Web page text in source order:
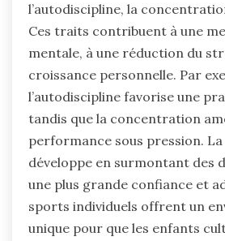
l’autodiscipline, la
Ces traits contribuent à une
mentale, à une réduction du
croissance personnelle. Par
l’autodiscipline favorise une
tandis que la concentration
performance sous pression.
développe en surmontant des
une plus grande confiance et
sports individuels offrent un
unique pour que les enfants